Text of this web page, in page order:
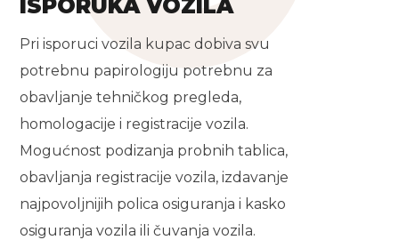
ISPORUKA VOZILA
Pri isporuci vozila kupac dobiva svu
potrebnu papirologiju potrebnu za
obavljanje tehničkog pregleda,
homologacije i registracije vozila.
Mogućnost podizanja probnih tablica,
obavljanja registracije vozila, izdavanje
najpovoljnijih polica osiguranja i kasko
osiguranja vozila ili čuvanja vozila.